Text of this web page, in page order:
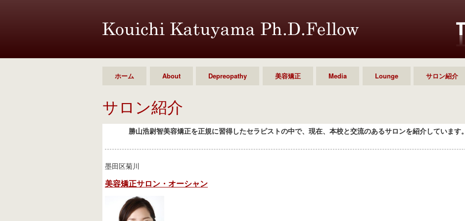
ホーム About Depreopathy 美容矯正 Media Lounge サロン紹介
サロン紹介
勝山浩尉智美容矯正を正規に習得したセラピストの中で、現在、本校と交流のあるサロンを紹介しています。
墨田区菊川
美容矯正サロン・オーシャン